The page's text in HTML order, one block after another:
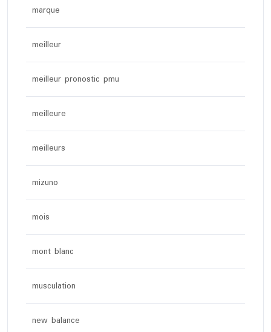
marque
meilleur
meilleur pronostic pmu
meilleure
meilleurs
mizuno
mois
mont blanc
musculation
new balance